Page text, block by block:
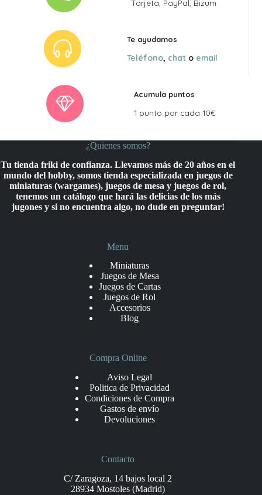
Tarjeta, PayPal, Bizum
Te ayudamos
Teléfono, chat o email
Acumula puntos
1 punto por cada 10€
¿Quienes somos?
Tu tienda friki de confianza. Llevamos más de 20 años en el
mundo del hobby, somos tienda especializada en juegos de
miniaturas (wargames), juegos de mesa y juegos de rol,
tenemos un catálogo que hará las delicias de los más
jugones y si no encuentra algo, no dude en preguntar!
Menu
Miniaturas
Juegos de Mesa
Juegos de Cartas
Juegos de Rol
Accesorios
Blog
Compra Online
Aviso Legal
Politica de Privacidad
Condiciones de Compra
Gastos de envío
Devoluciones
Contacto
C/ Zaragoza, 14 bajos local 2
28934 Mostoles (Madrid)